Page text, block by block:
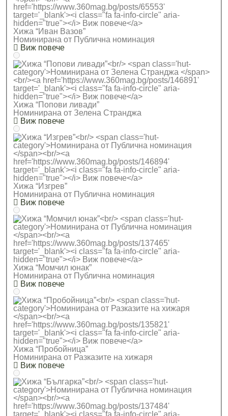
Хижа “Иван Вазов”
Номинирана от Публична номинация
Виж повече
Хижа “Попови ливади”
Номинирана от Зелена Странджа
Виж повече
Хижа “Изгрев”
Номинирана от Публична номинация
Виж повече
Хижа “Момчил юнак”
Номинирана от Публична номинация
Виж повече
Хижа “Пробойница”
Номинирана от Разказите на хижаря
Виж повече